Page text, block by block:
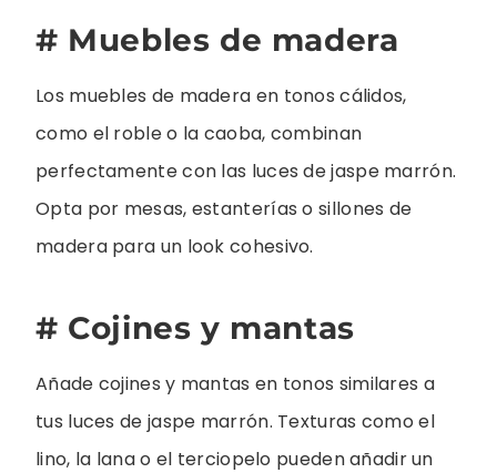
# Muebles de madera
Los muebles de madera en tonos cálidos,
como el roble o la caoba, combinan
perfectamente con las luces de jaspe marrón.
Opta por mesas, estanterías o sillones de
madera para un look cohesivo.
# Cojines y mantas
Añade cojines y mantas en tonos similares a
tus luces de jaspe marrón. Texturas como el
lino, la lana o el terciopelo pueden añadir un